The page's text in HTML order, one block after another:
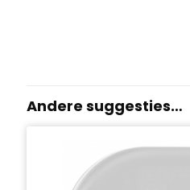
Andere suggesties…